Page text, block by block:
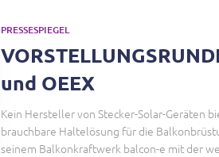
PRESSESPIEGEL
und OEEX
Kein Hersteller von Stecker-Solar-Geräten
brauchbare Haltelösung für die
seinem Balkonkraftwerk balcon-e mit der